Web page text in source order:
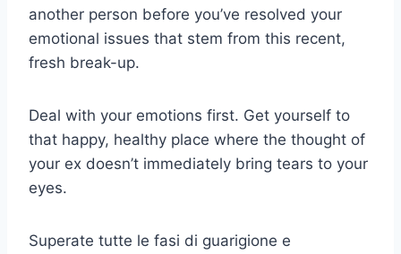
another person before you’ve resolved your
emotional issues that stem from this recent,
fresh break-up.
Deal with your emotions first. Get yourself to
that happy, healthy place where the thought of
your ex doesn’t immediately bring tears to your
eyes.
Superate tutte le fasi di guarigione e